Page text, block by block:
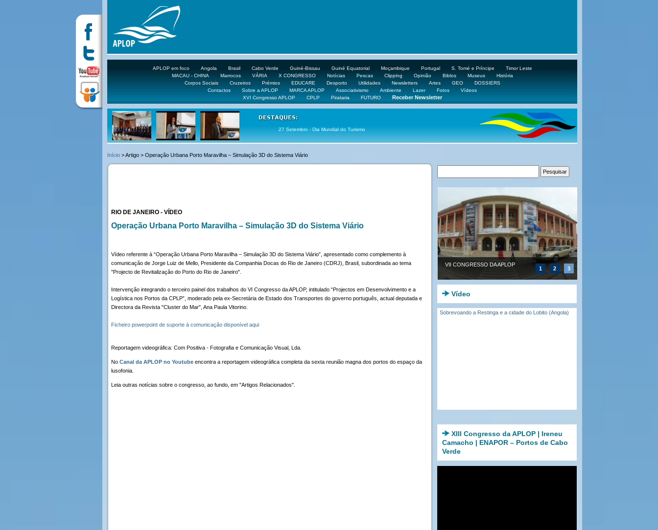
APLOP em foco Angola Brasil Cabo Verde Guiné-Bissau Guiné Equatorial Moçambique Portugal S. Tomé e Príncipe
Timor Leste
MACAU - CHINA
Marrocos VÁRIA X CONGRESSO Notícias Pescas Clipping Opinião Biblos Museus
História
Corpos Sociais
Cruzeiros Prémios EDUCARE Desporto Utilidades Newsletters Artes GEO
DOSSIERS
Contactos
Sobre a APLOP MARCA APLOP Associativismo Ambiente Lazer Fotos
Vídeos
XVI Congresso APLOP
CPLP Pirataria FUTURO Receber Newsletter
27 Setembro - Dia Mundial do Turismo
Início > Artigo > Operação Urbana Porto Maravilha – Simulação 3D do Sistema Viário
RIO DE JANEIRO - VÍDEO
Operação Urbana Porto Maravilha – Simulação 3D do Sistema Viário
Vídeo referente à “Operação Urbana Porto Maravilha – Simulação 3D do Sistema Viário”, apresentado como complemento à
comunicação de Jorge Luiz de Mello, Presidente da Companhia Docas do Rio de Janeiro (CDRJ), Brasil, subordinada ao tema
"Projecto de Revitalização do Porto do Rio de Janeiro".
Intervenção integrando o terceiro painel dos trabalhos do VI Congresso da APLOP, intitulado “Projectos em Desenvolvimento e a
Logística nos Portos da CPLP”, moderado pela ex-Secretária de Estado dos Transportes do governo português, actual deputada e
Directora da Revista "Cluster do Mar", Ana Paula Vitorino.
Ficheiro powerpoint de suporte à comunicação disponível aqui
Reportagem videográfica: Com Positiva - Fotografia e Comunicação Visual, Lda.
No Canal da APLOP no Youtube encontra a reportagem videográfica completa da sexta reunião magna dos portos do espaço da
lusofonia.
Leia outras notícias sobre o congresso, ao fundo, em "Artigos Relacionados".
VII CONGRESSO DA APLOP
1 2 3
Vídeo
Sobrevoando a Restinga e a cidade do Lobito (Angola)
XIII Congresso da APLOP | Ireneu
Camacho | ENAPOR – Portos de Cabo
Verde